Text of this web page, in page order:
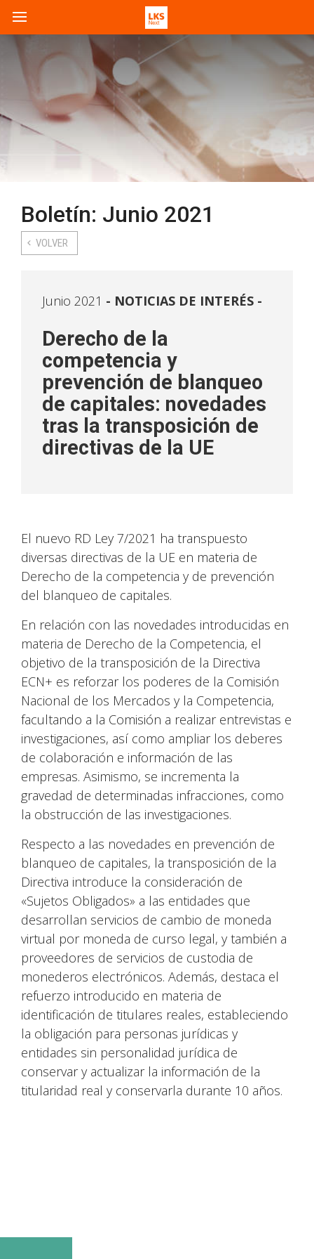
Boletín: Junio 2021
VOLVER
Junio 2021 NOTICIAS DE INTERÉS -
Derecho de la
competencia y
prevención de blanqueo
de capitales: novedades
tras la transposición de
directivas de la UE
El nuevo RD Ley 7/2021 ha transpuesto
diversas directivas de la UE en materia de
Derecho de la competencia y de prevención
del blanqueo de capitales.
En relación con las novedades introducidas en
materia de Derecho de la Competencia, el
objetivo de la transposición de la Directiva
ECN+ es reforzar los poderes de la Comisión
Nacional de los Mercados y la Competencia,
facultando a la Comisión a realizar entrevistas e
investigaciones, así como ampliar los deberes
de colaboración e información de las
empresas. Asimismo, se incrementa la
gravedad de determinadas infracciones, como
la obstrucción de las investigaciones.
Respecto a las novedades en prevención de
blanqueo de capitales, la transposición de la
Directiva introduce la consideración de
«Sujetos Obligados» a las entidades que
desarrollan servicios de cambio de moneda
virtual por moneda de curso legal, y también a
proveedores de servicios de custodia de
monederos electrónicos. Además, destaca el
refuerzo introducido en materia de
identificación de titulares reales, estableciendo
la obligación para personas jurídicas y
entidades sin personalidad jurídica de
conservar y actualizar la información de la
titularidad real y conservarla durante 10 años.